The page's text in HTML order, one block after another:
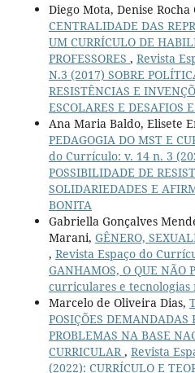
Diego Mota, Denise
CENTRALIDADE DAS
UM CURRÍCULO DE
PROFESSORES , Revista
N.3 (2017) SOBRE
RESISTÊNCIAS E
ESCOLARES E DESAFIOS
Ana Maria Baldo, Elisete
PEDAGOGIA DO MST E
do Currículo: v. 14 n. 3
POSSIBILIDADE DE
SOLIDARIEDADES E
BONITA
Gabriella Gonçalves
Marani, GÊNERO,
, Revista Espaço do
GANHAMOS, O QUE NÃO
curriculares e tecnologias
Marcelo de Oliveira Dias,
POSIÇÕES DEMANDADAS
PROBLEMAS NA BASE
CURRICULAR, Revista
(2022): CURRÍCULO E